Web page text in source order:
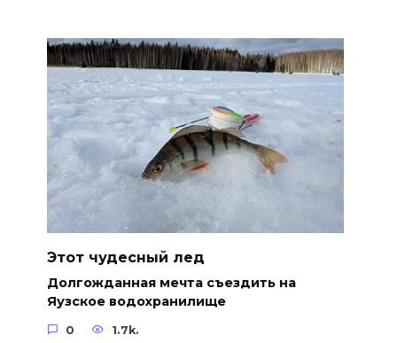
Этот чудесный лед
Долгожданная мечта съездить на
Яузское водохранилище
0 1.7k.